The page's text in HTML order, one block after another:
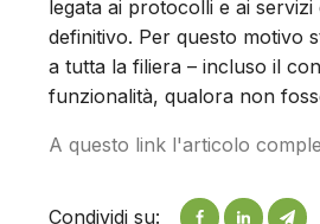
legata ai protocolli e ai
definitivo. Per questo motivo
a tutta la filiera – incluso il
funzionalità, qualora non
A questo link l'articolo
Condividi su: